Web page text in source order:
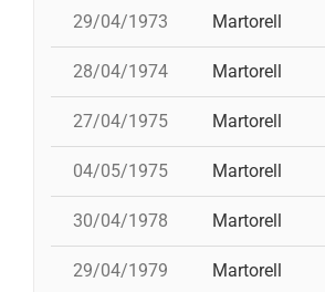
29/04/1973 Martorell
28/04/1974 Martorell
27/04/1975 Martorell
04/05/1975 Martorell
30/04/1978 Martorell
29/04/1979 Martorell